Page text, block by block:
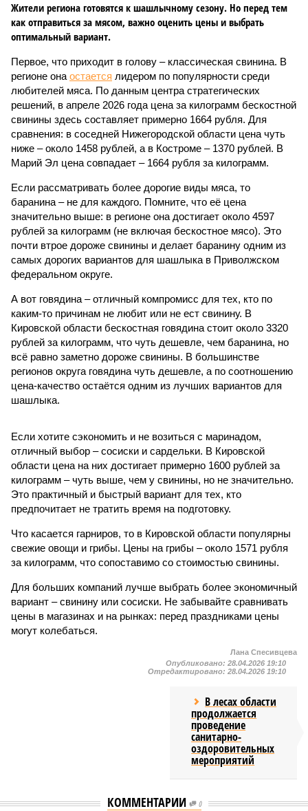
Жители региона готовятся к шашлычному сезону. Но перед тем
как отправиться за мясом, важно оценить цены и выбрать
оптимальный вариант.
Первое, что приходит в голову – классическая свинина. В
регионе она остается лидером по популярности среди
любителей мяса. По данным центра стратегических
решений, в апреле 2026 года цена за килограмм бескостной
свинины здесь составляет примерно 1664 рубля. Для
сравнения: в соседней Нижегородской области цена чуть
ниже – около 1458 рублей, а в Костроме – 1370 рублей. В
Марий Эл цена совпадает – 1664 рубля за килограмм.
Если рассматривать более дорогие виды мяса, то
баранина – не для каждого. Помните, что её цена
значительно выше: в регионе она достигает около 4597
рублей за килограмм (не включая бескостное мясо). Это
почти втрое дороже свинины и делает баранину одним из
самых дорогих вариантов для шашлыка в Приволжском
федеральном округе.
А вот говядина – отличный компромисс для тех, кто по
каким-то причинам не любит или не ест свинину. В
Кировской области бескостная говядина стоит около 3320
рублей за килограмм, что чуть дешевле, чем баранина, но
всё равно заметно дороже свинины. В большинстве
регионов округа говядина чуть дешевле, а по соотношению
цена-качество остаётся одним из лучших вариантов для
шашлыка.
Если хотите сэкономить и не возиться с маринадом,
отличный выбор – сосиски и сардельки. В Кировской
области цена на них достигает примерно 1600 рублей за
килограмм – чуть выше, чем у свинины, но не значительно.
Это практичный и быстрый вариант для тех, кто
предпочитает не тратить время на подготовку.
Что касается гарниров, то в Кировской области популярны
свежие овощи и грибы. Цены на грибы – около 1571 рубля
за килограмм, что сопоставимо со стоимостью свинины.
Для больших компаний лучше выбрать более экономичный
вариант – свинину или сосиски. Не забывайте сравнивать
цены в магазинах и на рынках: перед праздниками цены
могут колебаться.
Лана Спесивцева
Опубликовано: 28.04.2026 19:10
Отредактировано: 28.04.2026 19:10
В лесах области
продолжается
проведение
санитарно-
оздоровительных
мероприятий
КОММЕНТАРИИ 0